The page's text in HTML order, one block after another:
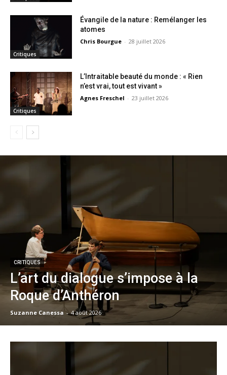
Critiques
Évangile de la nature : Remélanger les
atomes
Chris Bourgue - 28 juillet 2026
Critiques
L’Intraitable beauté du monde : « Rien
n’est vrai, tout est vivant »
Agnes Freschel - 23 juillet 2026
CRITIQUES
L’art du dialogue s’impose à la
Roque d’Anthéron
Suzanne Canessa - 4 août 2026